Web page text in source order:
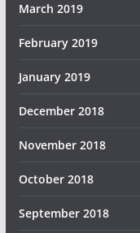
March 2019
February 2019
January 2019
December 2018
November 2018
October 2018
September 2018